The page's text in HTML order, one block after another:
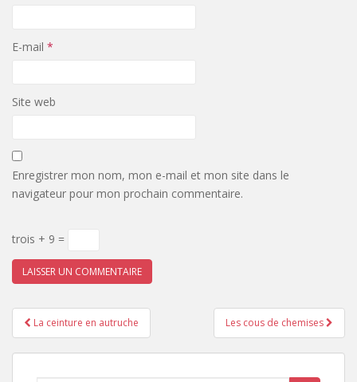
E-mail *
Site web
Enregistrer mon nom, mon e-mail et mon site dans le
navigateur pour mon prochain commentaire.
trois + 9 =
Pagination
d'article
La ceinture en autruche Les cous de chemises